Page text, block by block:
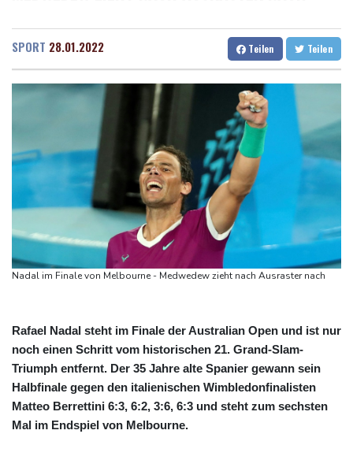
Dresden
Wien
23 °C
Salzburg
19 °C
Baden-Baden
13 °C
Hitze und Niedrigwasser: Städte- und Gemeindebund fordert
Infantinos Investorenplan: FIFA-Experte fordert Aufarbeitung
Biathlon-Olympiasieger Jacquelin wird Teilzeit-Radprofi
Kircher: VAR nicht "zu kleinteilig" einsetzen
Kreise: Türkei will mit Pakistan und Saudi-Arabien
Verteidigungspakt schließen
Sprengstoff-Drohne am Leipziger Flughafen:
Bundesanwaltschaft übernimmt Ermittlungen
SPORT 28.01.2022 Teilen Teilen
Nadal im Finale von Melbourne - Medwedew zieht nach Ausraster nach
Rafael Nadal steht im Finale der Australian Open und ist nur
noch einen Schritt vom historischen 21. Grand-Slam-
Triumph entfernt. Der 35 Jahre alte Spanier gewann sein
Halbfinale gegen den italienischen Wimbledonfinalisten
Matteo Berrettini 6:3, 6:2, 3:6, 6:3 und steht zum sechsten
Mal im Endspiel von Melbourne.